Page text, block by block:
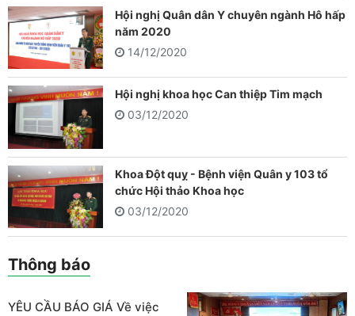
Hội nghị Quân dân Y chuyên ngành Hô hấp
năm 2020
14/12/2020
Hội nghị khoa học Can thiệp Tim mạch
03/12/2020
Khoa Đột quỵ - Bệnh viện Quân y 103 tổ
chức Hội thảo Khoa học
03/12/2020
Thông báo
YÊU CẦU BÁO GIÁ Về việc